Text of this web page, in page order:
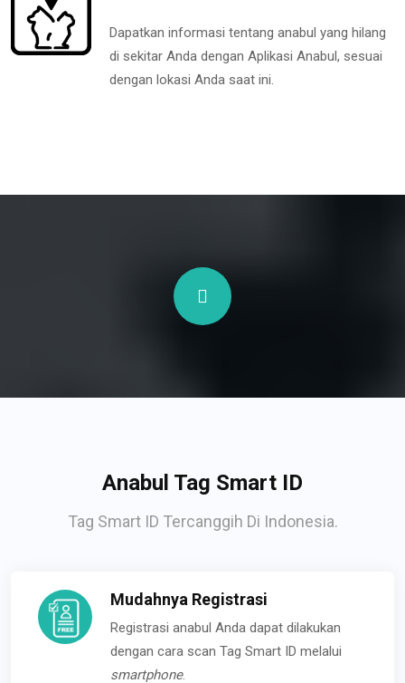
Dapatkan informasi tentang anabul yang hilang
di sekitar Anda dengan Aplikasi Anabul, sesuai
dengan lokasi Anda saat ini.
Anabul Tag Smart ID
Tag Smart ID Tercanggih Di Indonesia.
Mudahnya Registrasi
Registrasi anabul Anda dapat dilakukan
dengan cara scan Tag Smart ID melalui
smartphone.